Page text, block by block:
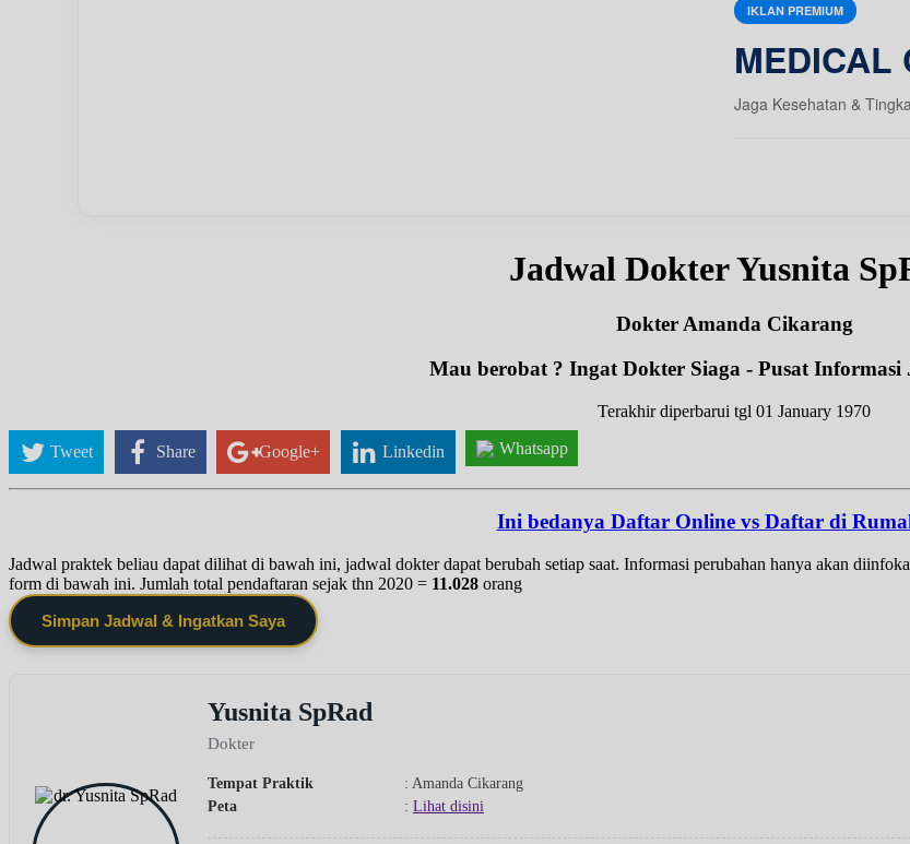
IKLAN PREMIUM
MEDICAL
Jaga Kesehatan &
Jadwal Dokter Yusnita
Dokter Amanda Cikarang
Mau berobat ? Ingat Dokter Siaga - Pusat Informasi
Terakhir diperbarui tgl 01 January 1970
Tweet Share Google+ Linkedin Whatsapp
Ini bedanya Daftar Online vs Daftar di
Jadwal praktek beliau dapat dilihat di bawah ini, jadwal dokter dapat berubah setiap saat. Informasi perubahan hanya akan
form di bawah ini. Jumlah total pendaftaran sejak thn 2020 = 11.028 orang
Simpan Jadwal & Ingatkan Saya
Yusnita SpRad
Dokter
Tempat Praktik
: Amanda Cikarang
Peta
: Lihat disini